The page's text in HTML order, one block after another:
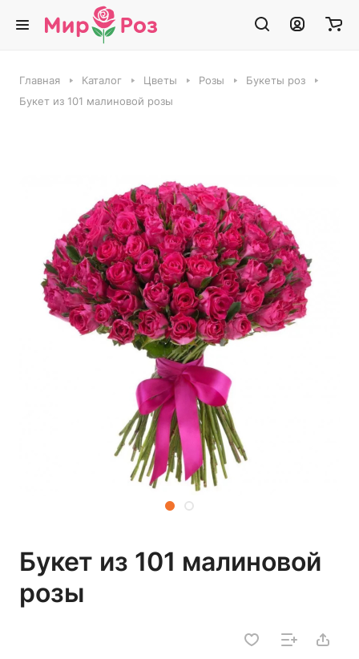
Главная Каталог Цветы Розы
Букеты роз
Букет из 101 малиновой розы
Букет из 101 малиновой
розы